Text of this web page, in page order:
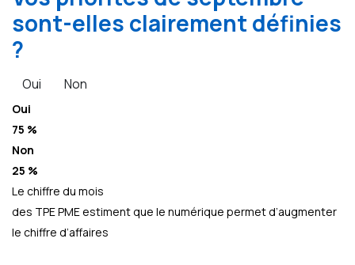
sont-elles clairement définies
?
Oui Non
Oui
75 %
Non
25 %
Le chiffre du mois
des TPE PME estiment que le numérique permet d’augmenter
le chiffre d’affaires